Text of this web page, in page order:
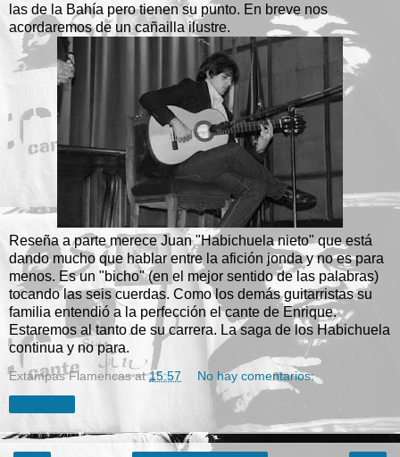
las de la Bahía pero tienen su punto. En breve nos
acordaremos de un cañailla ilustre.
Reseña a parte merece Juan "Habichuela nieto" que está
dando mucho que hablar entre la afición jonda y no es para
menos. Es un "bicho" (en el mejor sentido de las palabras)
tocando las seis cuerdas. Como los demás guitarristas su
familia entendió a la perfección el cante de Enrique.
Estaremos al tanto de su carrera. La saga de los Habichuela
continua y no para.
Extampas Flamencas at15:57 No hay comentarios: